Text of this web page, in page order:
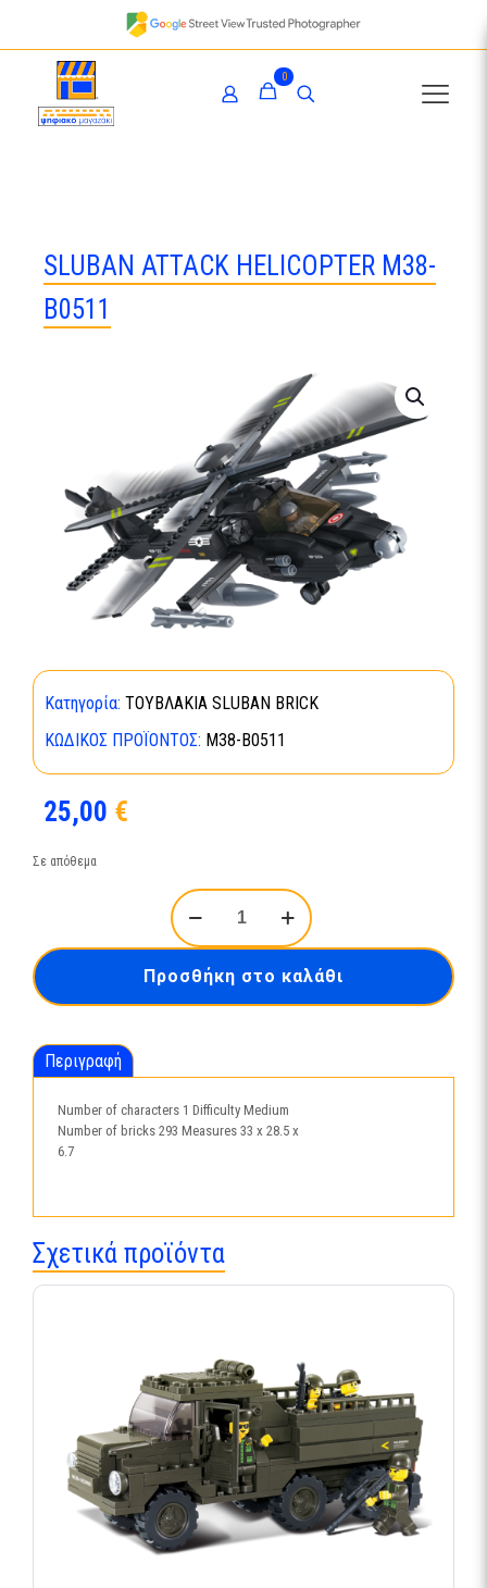
0
SLUBAN ATTACK HELICOPTER M38-
B0511
Κατηγορία: ΤΟΥΒΛΑΚΙΑ SLUBAN BRICK
ΚΩΔΙΚΌΣ ΠΡΟΪΌΝΤΟΣ: M38-B0511
25,00 €
Σε απόθεμα
SLUBAN
ATTACK
HELICOPTER
B0511
ποσότητα
Προσθήκη στο καλάθι
Περιγραφή
Number of characters 1 Difficulty Medium
Number of bricks 293 Measures 33 x 28.5 x
6.7
Σχετικά προϊόντα